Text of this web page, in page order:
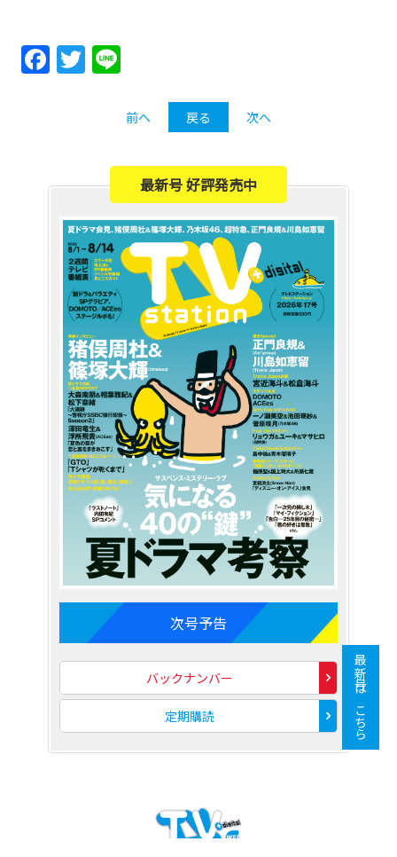
Facebook
Twitter
前へ 戻る 次へ
最新号 好評発売中
次号予告
バックナンバー
定期購読 最新号はこちら